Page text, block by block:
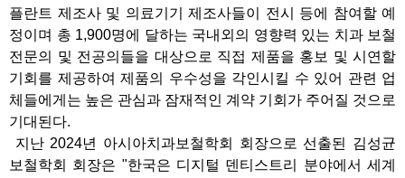
플란트 제조사 및 의료기기 제조사들이 전시 등에 참여할 예
정이며 총 1,900명에 달하는 국내외의 영향력 있는 치과 보철
전문의 및 전공의들을 대상으로 직접 제품을 홍보 및 시연할
기회를 제공하여 제품의 우수성을 각인시킬 수 있어 관련 업
체들에게는 높은 관심과 잠재적인 계약 기회가 주어질 것으로
기대된다.
지난 2024년 아시아치과보철학회 회장으로 선출된 김성균
보철학회 회장은 "한국은 디지털 덴티스트리 분야에서 세계